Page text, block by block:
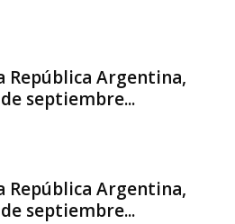
República Argentina,
septiembre...
República Argentina,
septiembre...